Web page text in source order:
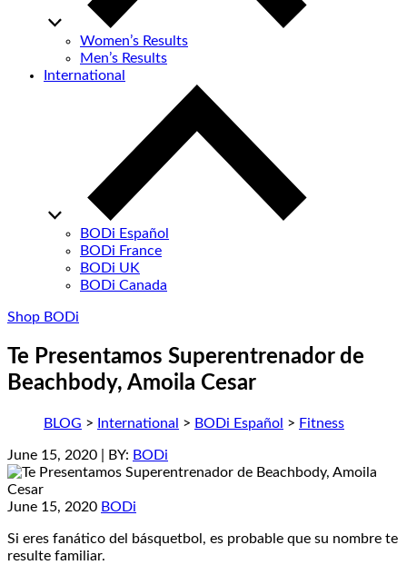
Women’s Results
Men’s Results
International
BODi Español
BODi France
BODi UK
BODi Canada
Shop BODi
Te Presentamos Superentrenador de
Beachbody, Amoila Cesar
BLOG > International > BODi Español > Fitness
June 15, 2020 | BY: BODi
June 15, 2020 BODi
Si eres fanático del básquetbol, es probable que su nombre te
resulte familiar.